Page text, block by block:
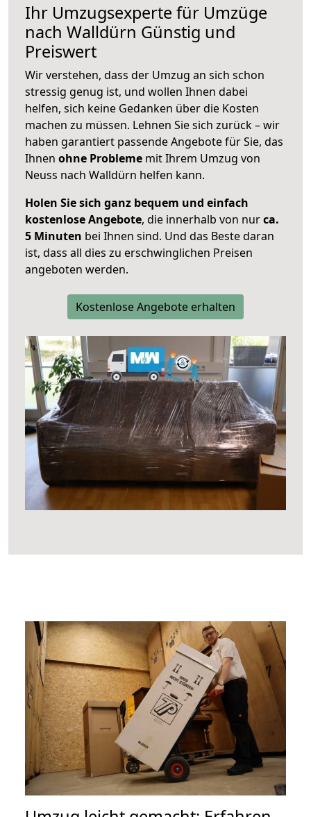
Ihr Umzugsexperte für Umzüge
nach Walldürn Günstig und
Preiswert
Wir verstehen, dass der Umzug an sich schon
stressig genug ist, und wollen Ihnen dabei
helfen, sich keine Gedanken über die Kosten
machen zu müssen. Lehnen Sie sich zurück – wir
haben garantiert passende Angebote für Sie, das
Ihnen ohne Probleme mit Ihrem Umzug von
Neuss nach Walldürn helfen kann.
Holen Sie sich ganz bequem und einfach
kostenlose Angebote, die innerhalb von nurca.
5 Minuten bei Ihnen sind. Und das Beste daran
ist, dass all dies zu erschwinglichen Preisen
angeboten werden.
Kostenlose Angebote erhalten